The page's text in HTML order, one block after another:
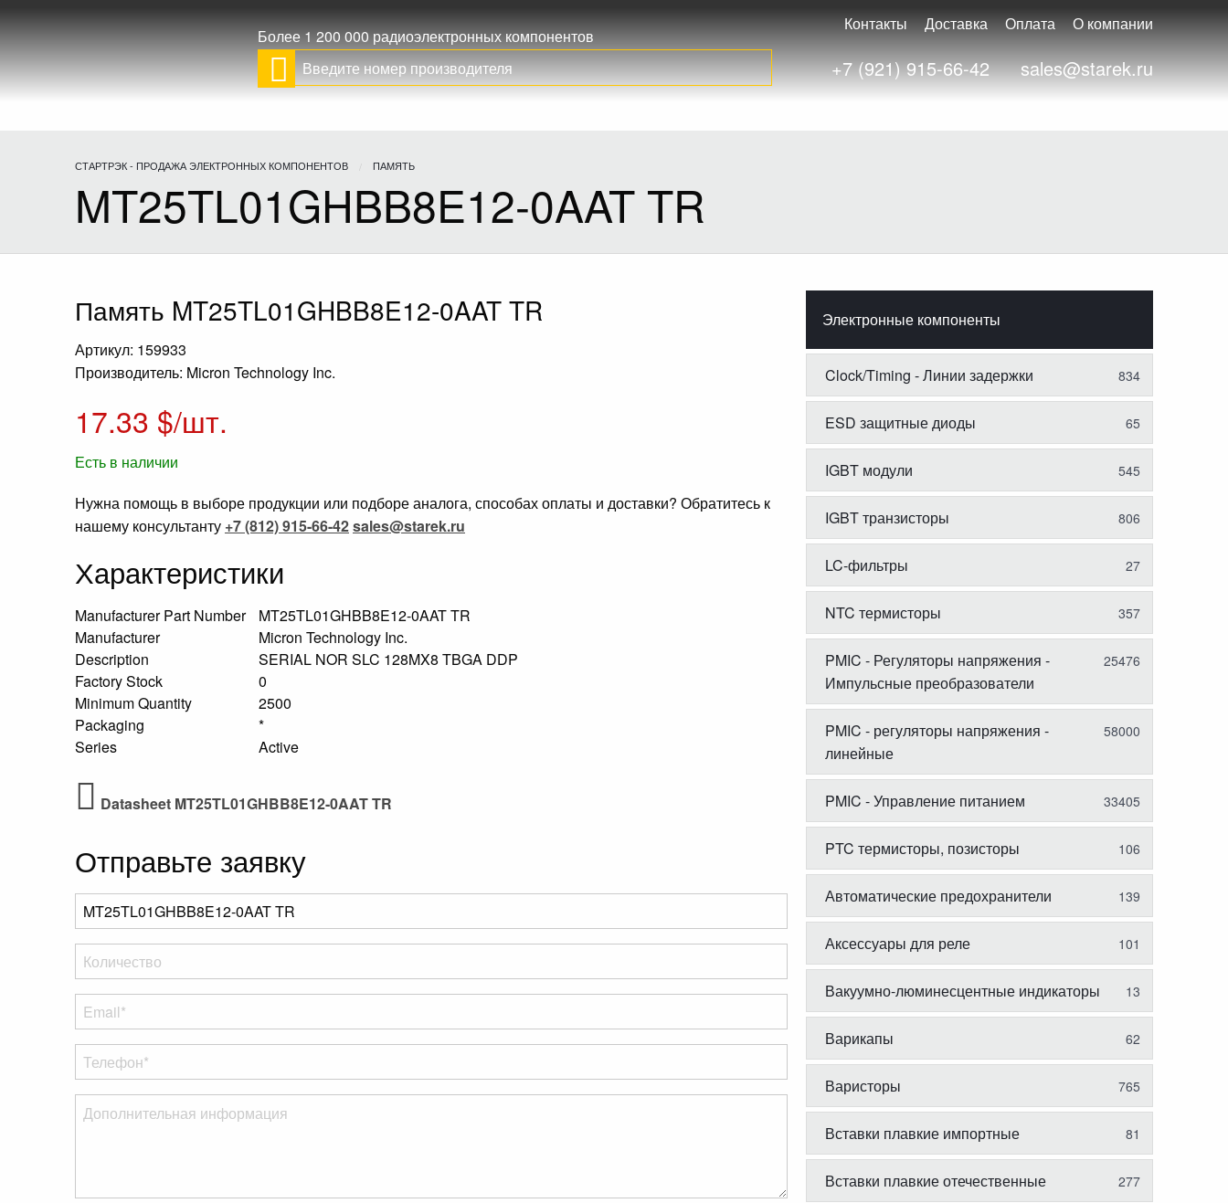
Более 1 200 000 радиоэлектронных компонентов
Контакты Доставка Оплата О компании
+7 (921) 915-66-42 sales@starek.ru
СТАРТРЭК - ПРОДАЖА ЭЛЕКТРОННЫХ КОМПОНЕНТОВ ПАМЯТЬ
MT25TL01GHBB8E12-0AAT TR
Память MT25TL01GHBB8E12-0AAT TR
Артикул: 159933
Производитель: Micron Technology Inc.
17.33 $/шт.
Есть в наличии
Нужна помощь в выборе продукции или подборе аналога, способах оплаты и доставки? Обратитесь к
нашему консультанту +7 (812) 915-66-42sales@starek.ru
Характеристики
Manufacturer Part Number
MT25TL01GHBB8E12-0AAT TR
Manufacturer
Micron Technology Inc.
Description
SERIAL NOR SLC 128MX8 TBGA DDP
Factory Stock
0
Minimum Quantity
2500
Packaging
*
Series
Active
Datasheet MT25TL01GHBB8E12-0AAT TR
Отправьте заявку
Электронные компоненты
Clock/Timing - Линии задержки 834
ESD защитные диоды 65
IGBT модули 545
IGBT транзисторы 806
LC-фильтры 27
NTC термисторы 357
PMIC - Регуляторы напряжения -
Импульсные преобразователи
25476
PMIC - регуляторы напряжения -
линейные
58000
PMIC - Управление питанием 33405
PTC термисторы, позисторы 106
Автоматические предохранители 139
Аксессуары для реле 101
Вакуумно-люминесцентные индикаторы 13
Варикапы 62
Варисторы 765
Вставки плавкие импортные 81
Вставки плавкие отечественные 277